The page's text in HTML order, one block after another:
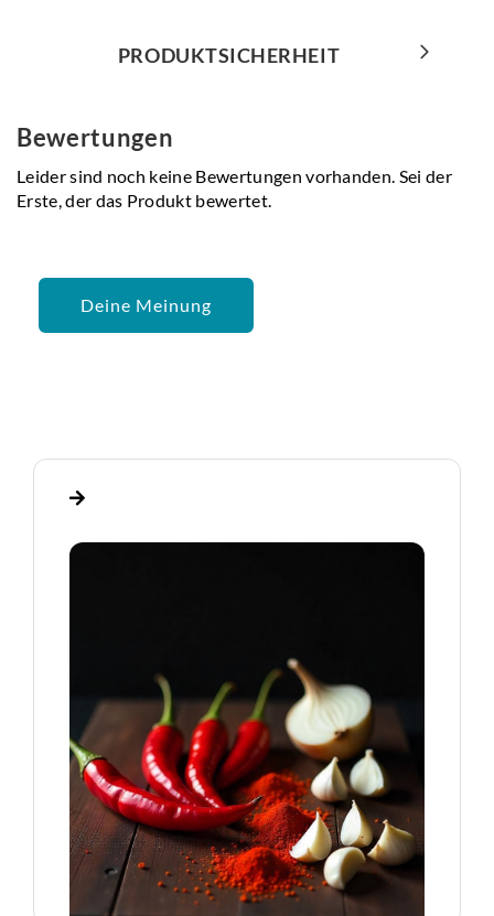
PRODUKTSICHERHEIT
Bewertungen
Leider sind noch keine Bewertungen vorhanden. Sei der
Erste, der das Produkt bewertet.
Deine Meinung